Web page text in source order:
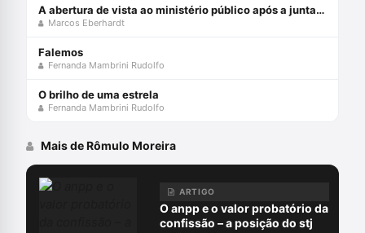
A abertura de vista ao ministério público após a juntada da resposta à acusação
Marcos Eberhardt
Falemos
Fernanda Mambrini Rudolfo
O brilho de uma estrela
Fernanda Mambrini Rudolfo
Mais de Rômulo Moreira
ARTIGO
O anpp e o valor probatório da
confissão – a posição do stj